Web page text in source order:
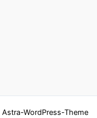
Astra-WordPress-Theme